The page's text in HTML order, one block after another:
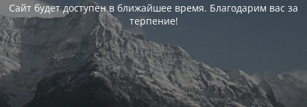
Сайт будет доступен в ближайшее время. Благодарим вас за
терпение!